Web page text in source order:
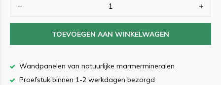
TOEVOEGEN AAN WINKELWAGEN
Wandpanelen van natuurlijke marmermineralen
Proefstuk binnen 1-2 werkdagen bezorgd